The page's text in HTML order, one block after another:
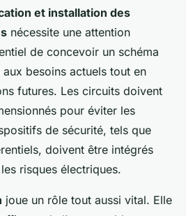
et installation des
nécessite une attention
de concevoir un schéma
besoins actuels tout en
futures. Les circuits doivent
pour éviter les
de sécurité, tels que
doivent être intégrés
risques électriques.
joue un rôle tout aussi vital. Elle